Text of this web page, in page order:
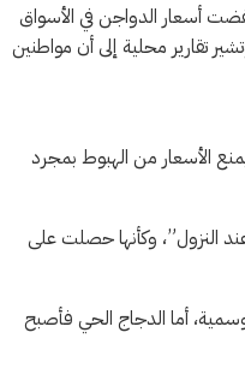
أسعار الدواجن في الأسواق
تقارير محلية إلى أن مواطنين
الأسعار من الهبوط بمجرد
النزول”، وكأنها حصلت على
أما الدجاج الحي فأصبح